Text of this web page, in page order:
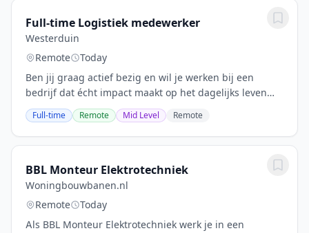
Full-time Logistiek medewerker
Westerduin
Remote
Today
Ben jij graag actief bezig en wil je werken bij een
bedrijf dat écht impact maakt op het dagelijks leven
van anderen? Werk je nauwkeurig, heb je logistieke
ervaring én vind je het leuk om onderdeel...
Full-time Remote Mid Level Remote
BBL Monteur Elektrotechniek
Woningbouwbanen.nl
Remote
Today
Als BBL Monteur Elektrotechniek werk je in een